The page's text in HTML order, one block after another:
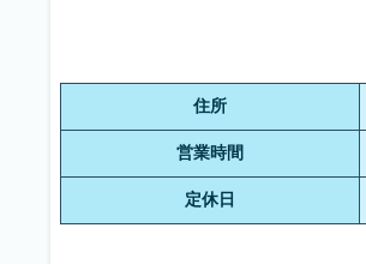
住所
営業時間
定休日